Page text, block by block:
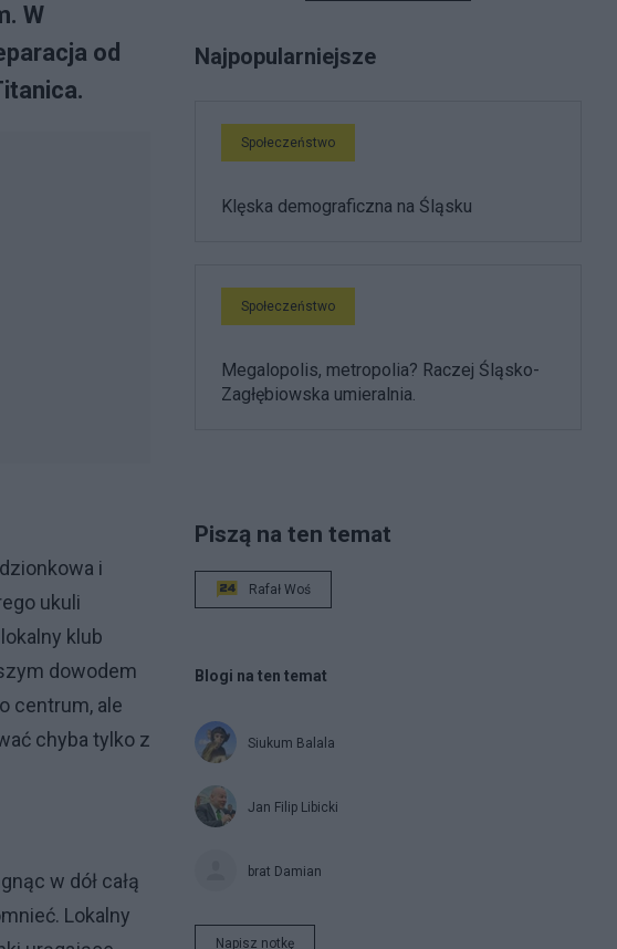
W
od
i
ukuli
klub
dowodem
centrum, ale
chyba tylko z
w dół całą
Lokalny
Najpopularniejsze
Społeczeństwo
Klęska demograficzna na Śląsku
Społeczeństwo
Megalopolis, metropolia? Raczej Śląsko-
Zagłębiowska umieralnia.
Piszą na ten temat
Rafał Woś
Blogi na ten temat
Siukum Balala
Jan Filip Libicki
brat Damian
Napisz notkę